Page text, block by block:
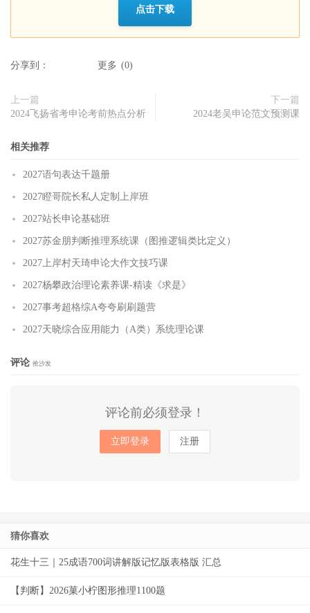
点击下载
分享到： 更多 (0)
上一篇
2024飞扬省考申论考前热点分析
下一篇
2024老吴申论范文预测课
相关推荐
2027语句表达千题册
2027瞪哥院长私人定制上岸班
2027站长申论基础班
2027苏金朋判断推理系统课（图推逻辑类比定义）
2027上岸村天琦申论大作文技巧课
2027杨攀政治理论素养课-精读《求是》
2027事考超格综A夸夸刷刷题营
2027天晓综合应用能力（A类）系统理论课
评论 抢沙发
评论前必须登录！
立即登录 注册
猜你喜欢
花生十三｜25成语700词讲解版记忆版表格版 汇总
【判断】2026菓小柠图形推理1100题